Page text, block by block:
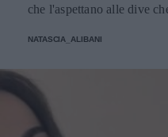
che l'aspettano alle dive
NATASCIA_ALIBANI